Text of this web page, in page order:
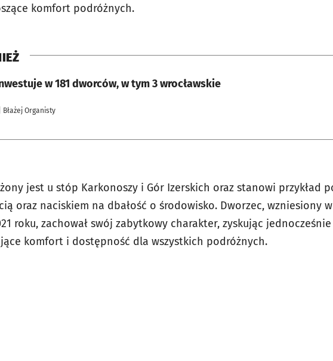
komfort podróżnych.
w 181 dworców, w tym 3 wrocławskie
| Błażej Organisty
jest u stóp Karkonoszy i Gór Izerskich oraz stanowi przykład
oraz naciskiem na dbałość o środowisko. Dworzec, wzniesiony w
roku, zachował swój zabytkowy charakter, zyskując jednocześnie
komfort i dostępność dla wszystkich podróżnych.